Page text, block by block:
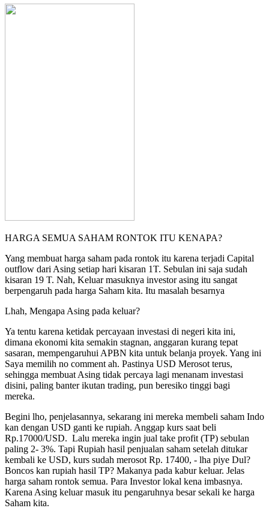
HARGA SEMUA SAHAM RONTOK ITU KENAPA?
Yang membuat harga saham pada rontok itu karena terjadi Capital
outflow dari Asing setiap hari kisaran 1T. Sebulan ini saja sudah
kisaran 19 T. Nah, Keluar masuknya investor asing itu sangat
berpengaruh pada harga Saham kita. Itu masalah besarnya
Lhah, Mengapa Asing pada keluar?
Ya tentu karena ketidak percayaan investasi di negeri kita ini,
dimana ekonomi kita semakin stagnan, anggaran kurang tepat
sasaran, mempengaruhui APBN kita untuk belanja proyek. Yang ini
Saya memilih no comment ah. Pastinya USD Merosot terus,
sehingga membuat Asing tidak percaya lagi menanam investasi
disini, paling banter ikutan trading, pun beresiko tinggi bagi
mereka.
Begini lho, penjelasannya, sekarang ini mereka membeli saham Indo
kan dengan USD ganti ke rupiah. Anggap kurs saat beli
Rp.17000/USD. Lalu mereka ingin jual take profit (TP) sebulan
paling 2- 3%. Tapi Rupiah hasil penjualan saham setelah ditukar
kembali ke USD, kurs sudah merosot Rp. 17400, - lha piye Dul?
Boncos kan rupiah hasil TP? Makanya pada kabur keluar. Jelas
harga saham rontok semua. Para Investor lokal kena imbasnya.
Karena Asing keluar masuk itu pengaruhnya besar sekali ke harga
Saham kita.